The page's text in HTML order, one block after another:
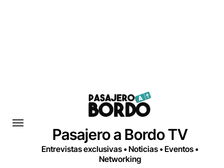
Pasajero a Bordo TV
Entrevistas exclusivas • Noticias • Eventos •
Networking